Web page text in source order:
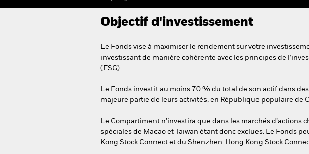
Objectif d'investissement
Le Fonds vise à maximiser le rendement sur votre
investissant de manière cohérente avec les principes de
(ESG).
Le Fonds investit au moins 70 % du total de son actif dans
majeure partie de leurs activités, en République populaire de
Le Compartiment n’investira que dans les marchés
spéciales de Macao et Taïwan étant donc exclues. Le Fonds
Kong Stock Connect et du Shenzhen-Hong Kong Stock